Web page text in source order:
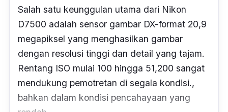
Salah satu keunggulan utama dari Nikon
D7500 adalah sensor gambar DX-format 20,9
megapiksel yang menghasilkan gambar
dengan resolusi tinggi dan detail yang tajam.
Rentang ISO mulai 100 hingga 51,200 sangat
mendukung pemotretan di segala kondisi.,
bahkan dalam kondisi pencahayaan yang